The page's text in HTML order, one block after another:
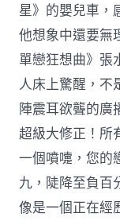
星》的嬰兒車，
他想象中還要無
單戀狂想曲》張
人床上驚醒，不
陣震耳欲聾的廣
超級大修正！所
一個噴嚏，您的
九，陡降至負百
像是一個正在經